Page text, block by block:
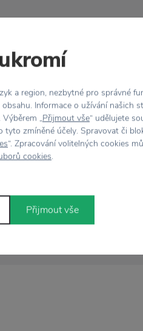
Barva
Materiál
Malá -
a region, nezbytné pro správné
Informace o užívání našich
„Přijmout vše“ udělujete
tyto zmíněné účely. Spravovat či
“. Zpracování volitelných cookies
cookies.
Přijmout vše